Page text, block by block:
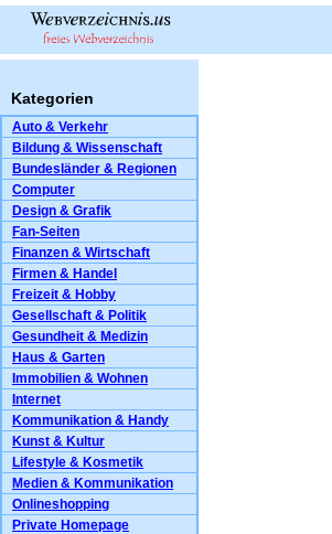
Kategorien
Auto & Verkehr
Bildung & Wissenschaft
Bundesländer & Regionen
Computer
Design & Grafik
Fan-Seiten
Finanzen & Wirtschaft
Firmen & Handel
Freizeit & Hobby
Gesellschaft & Politik
Gesundheit & Medizin
Haus & Garten
Immobilien & Wohnen
Internet
Kommunikation & Handy
Kunst & Kultur
Lifestyle & Kosmetik
Medien & Kommunikation
Onlineshopping
Private Homepage